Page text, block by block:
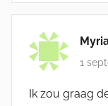
1
Ik zou graag